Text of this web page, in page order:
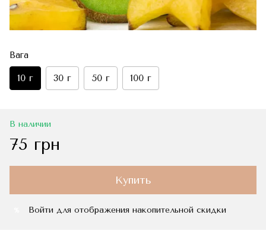
Вага
10 г 30 г 50 г 100 г
В наличии
75 грн
Купить
Войти для отображения накопительной скидки